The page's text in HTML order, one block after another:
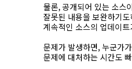
물론, 공개되어 있는 소스
잘못된 내용을 보완하기
계속적인 소스의 업데이
문제가 발생하면, 누군가
문제에 대처하는 시간도